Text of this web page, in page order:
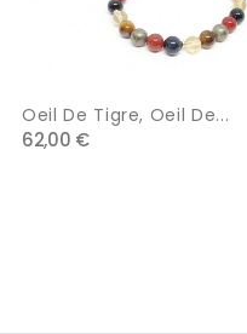
Oeil De Tigre, Oeil De...
62,00 €